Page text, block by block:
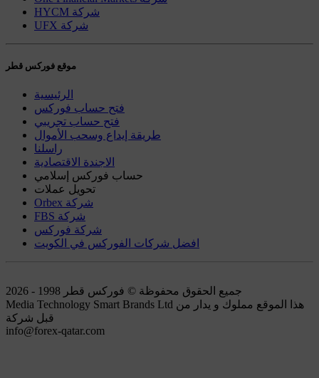
HYCM شركة
UFX شركة
موقع فوركس قطر
الرئيسية
فتح حساب فوركس
فتح حساب تجريبي
طريقة إيداع وسحب الأموال
راسلنا
الاجندة الاقتصادية
حساب فوركس إسلامي
تحويل عملات
Orbex شركة
FBS شركة
شركة فوركس
افضل شركات الفوركس في الكويت
جميع الحقوق محفوظة © فوركس قطر 1998 - 2026
Media Technology Smart Brands Ltd هذا الموقع مملوك و يدار من
قبل شركة
info@forex-qatar.com